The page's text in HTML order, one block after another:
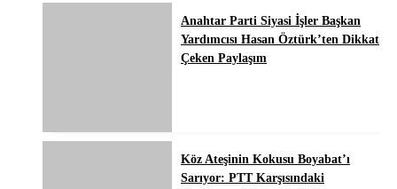
Anahtar Parti Siyasi İşler Başkan
Yardımcısı Hasan Öztürk’ten Dikkat
Çeken Paylaşım
Köz Ateşinin Kokusu Boyabat’ı
Sarıyor: PTT Karşısındaki